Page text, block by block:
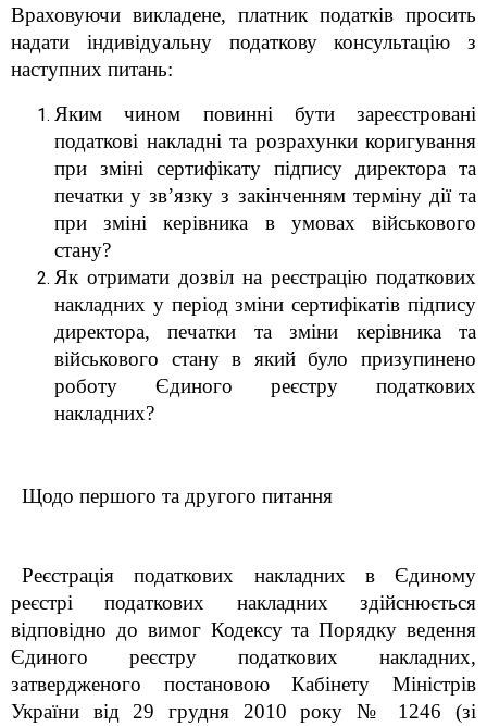
Враховуючи викладене, платник податків просить
надати індивідуальну податкову консультацію з
наступних питань:
Яким чином повинні бути зареєстровані
податкові накладні та розрахунки коригування
при зміні сертифікату підпису директора та
печатки у зв’язку з закінченням терміну дії та
при зміні керівника в умовах військового
стану?
Як отримати дозвіл на реєстрацію податкових
накладних у період зміни сертифікатів підпису
директора, печатки та зміни керівника та
військового стану в який було призупинено
роботу Єдиного реєстру податкових
накладних?
Щодо першого та другого питання
Реєстрація податкових накладних в Єдиному
реєстрі податкових накладних здійснюється
відповідно до вимог Кодексу та Порядку ведення
Єдиного реєстру податкових накладних,
затвердженого постановою Кабінету Міністрів
України від 29 грудня 2010 року № 1246 (зі